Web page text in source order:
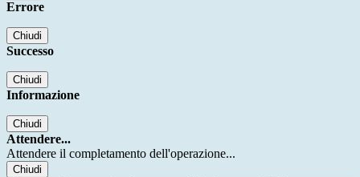
Errore
Chiudi
Successo
Chiudi
Informazione
Chiudi
Attendere...
Attendere il completamento dell'operazione...
Chiudi